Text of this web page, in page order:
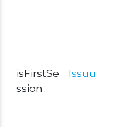
isFirstSe
ssion
Issuu